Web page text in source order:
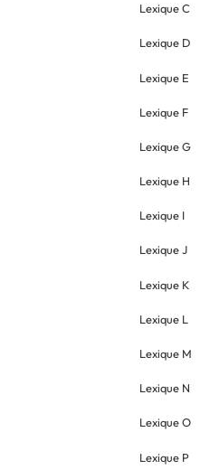
Lexique C
Lexique D
Lexique E
Lexique F
Lexique G
Lexique H
Lexique I
Lexique J
Lexique K
Lexique L
Lexique M
Lexique N
Lexique O
Lexique P